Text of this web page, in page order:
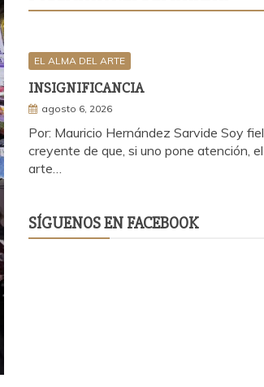
EL ALMA DEL ARTE
INSIGNIFICANCIA
agosto 6, 2026
Por: Mauricio Hernández Sarvide Soy fiel
creyente de que, si uno pone atención, el
arte…
SÍGUENOS EN FACEBOOK